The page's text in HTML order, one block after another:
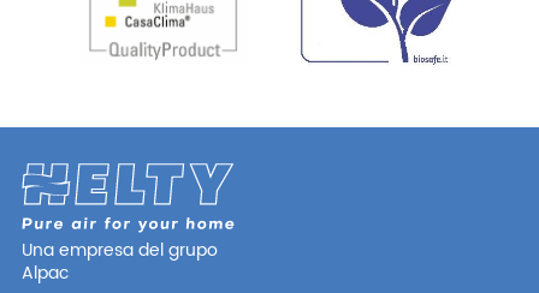
Una empresa del grupo
Alpac